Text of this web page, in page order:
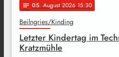
notes 05. August 2026 15:30
Beilngries/Kinding
Letzter Kindertag im
Kratzmühle